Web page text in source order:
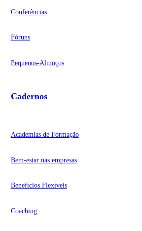
Conferências
Fóruns
Pequenos-Almoços
Cadernos
Academias de Formação
Bem-estar nas empresas
Benefícios Flexíveis
Coaching